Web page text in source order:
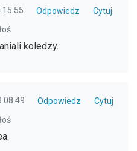
15:55 Odpowiedz
Cytuj
koledzy.
08:49 Odpowiedz
Cytuj